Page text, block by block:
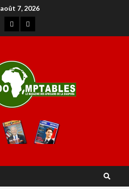
août 7, 2026